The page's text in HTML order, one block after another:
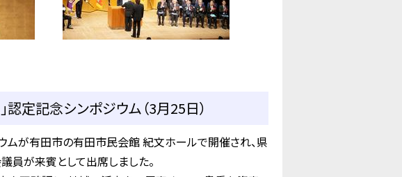
定記念シンポジウム（3月25日）
ムが有田市の有田市民会館 紀文ホールで開催され、県
員が来賓として出席しました。